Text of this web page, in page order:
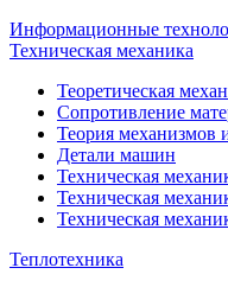
Информационные
Техническая механика
Теоретическая
Сопротивление
Теория механизмов
Детали машин
Техническая
Техническая
Техническая
Теплотехника